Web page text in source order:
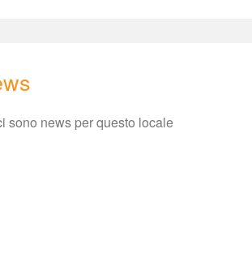
sono news per questo locale